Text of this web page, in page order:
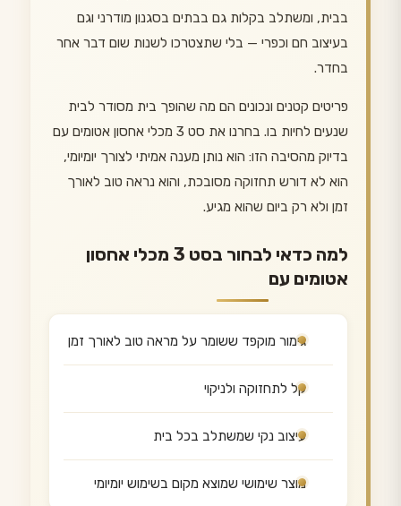
בבית, ומשתלב בקלות גם בבתים בסגנון מודרני וגם
בעיצוב חם וכפרי — בלי שתצטרכו לשנות שום דבר אחר
בחדר.
פריטים קטנים ונכונים הם מה שהופך בית מסודר לבית
שנעים לחיות בו. בחרנו את סט 3 מכלי אחסון אטומים עם
בדיוק מהסיבה הזו: הוא נותן מענה אמיתי לצורך יומיומי,
הוא לא דורש תחזוקה מסובכת, והוא נראה טוב לאורך
זמן ולא רק ביום שהוא מגיע.
למה כדאי לבחור בסט 3 מכלי אחסון
אטומים עם
גימור מוקפד ששומר על מראה טוב לאורך זמן
קל לתחזוקה ולניקוי
עיצוב נקי שמשתלב בכל בית
מוצר שימושי שמוצא מקום בשימוש יומיומי